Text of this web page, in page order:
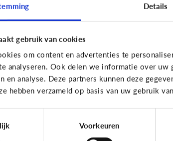
Details
gebruik van cookies
om content en advertenties te
analyseren. Ook delen we informatie over
en analyse. Deze partners kunnen deze
hebben verzameld op basis van uw gebruik
Voorkeuren
lopen
op
Zijn het
kinderen die
gewoon pesten?